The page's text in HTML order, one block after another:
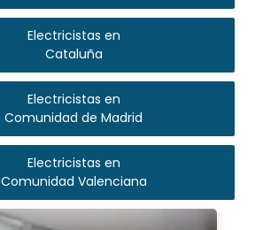
Electricistas en
Cataluña
Electricistas en
Comunidad de Madrid
Electricistas en
Comunidad Valenciana
Ver más